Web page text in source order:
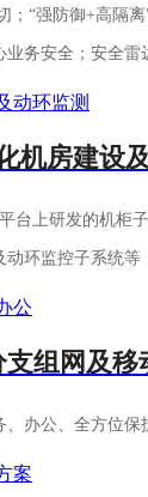
；“强防御+高隔
业务安全；安全雷
机房建设
台上研发的机柜
环监控子系统等
支组网及移
、办公、全方位保